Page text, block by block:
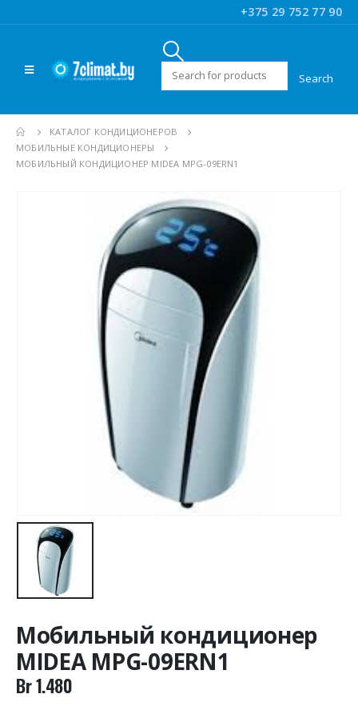
+375 29 752 77 90
Искать:
КАТАЛОГ КОНДИЦИОНЕРОВ
МОБИЛЬНЫЕ КОНДИЦИОНЕРЫ
МОБИЛЬНЫЙ КОНДИЦИОНЕР MIDEA MPG-09ERN1
Мобильный кондиционер
MIDEA MPG-09ERN1
Br1.480